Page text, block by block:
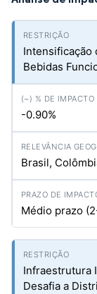
Intensificação
Bebidas
-0.90%
Brasil,
Médio prazo
Infraestrutura
Desafia a